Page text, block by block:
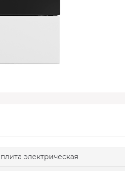
плита электрическая